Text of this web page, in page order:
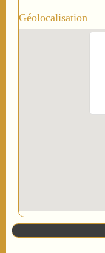
Géolocalisation